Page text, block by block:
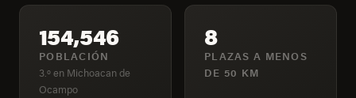
154,546
POBLACIÓN
3.º en Michoacan de
Ocampo
8
PLAZAS A MENOS
DE 50 KM